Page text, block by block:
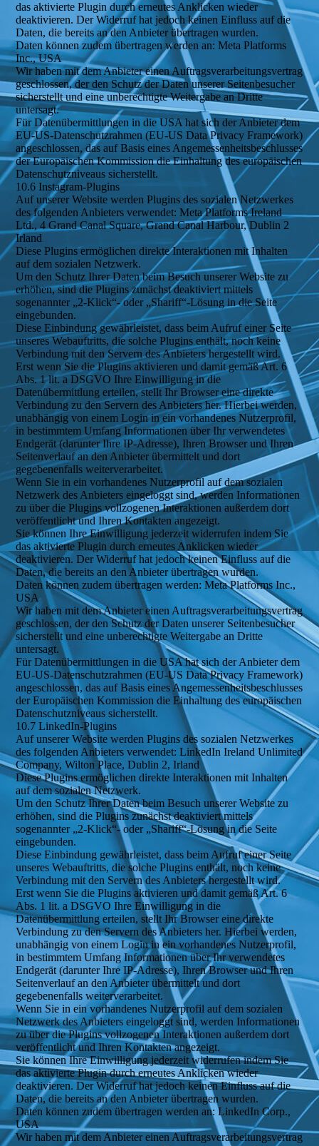
das aktivierte Plugin durch erneutes Anklicken wieder
deaktivieren. Der Widerruf hat jedoch keinen Einfluss auf die
Daten, die bereits an den Anbieter übertragen wurden.
Daten können zudem übertragen werden an: Meta Platforms
Inc., USA
Wir haben mit dem Anbieter einen Auftragsverarbeitungsvertrag
geschlossen, der den Schutz der Daten unserer Seitenbesucher
sicherstellt und eine unberechtigte Weitergabe an Dritte
untersagt.
Für Datenübermittlungen in die USA hat sich der Anbieter dem
EU-US-Datenschutzrahmen (EU-US Data Privacy Framework)
angeschlossen, das auf Basis eines Angemessenheitsbeschlusses
der Europäischen Kommission die Einhaltung des europäischen
Datenschutzniveaus sicherstellt.
10.6 Instagram-Plugins
Auf unserer Website werden Plugins des sozialen Netzwerkes
des folgenden Anbieters verwendet: Meta Platforms Ireland
Ltd., 4 Grand Canal Square, Grand Canal Harbour, Dublin 2
Irland
Diese Plugins ermöglichen direkte Interaktionen mit Inhalten
auf dem sozialen Netzwerk.
Um den Schutz Ihrer Daten beim Besuch unserer Website zu
erhöhen, sind die Plugins zunächst deaktiviert mittels
sogenannter „2-Klick“- oder „Shariff“-Lösung in die Seite
eingebunden.
Diese Einbindung gewährleistet, dass beim Aufruf einer Seite
unseres Webauftritts, die solche Plugins enthält, noch keine
Verbindung mit den Servern des Anbieters hergestellt wird.
Erst wenn Sie die Plugins aktivieren und damit gemäß Art. 6
Abs. 1 lit. a DSGVO Ihre Einwilligung in die
Datenübermittlung erteilen, stellt Ihr Browser eine direkte
Verbindung zu den Servern des Anbieters her. Hierbei werden,
unabhängig von einem Login in ein vorhandenes Nutzerprofil,
in bestimmtem Umfang Informationen über Ihr verwendetes
Endgerät (darunter Ihre IP-Adresse), Ihren Browser und Ihren
Seitenverlauf an den Anbieter übermittelt und dort
gegebenenfalls weiterverarbeitet.
Wenn Sie in ein vorhandenes Nutzerprofil auf dem sozialen
Netzwerk des Anbieters eingeloggt sind, werden Informationen
zu über die Plugins vollzogenen Interaktionen außerdem dort
veröffentlicht und Ihren Kontakten angezeigt.
Sie können Ihre Einwilligung jederzeit widerrufen indem Sie
das aktivierte Plugin durch erneutes Anklicken wieder
deaktivieren. Der Widerruf hat jedoch keinen Einfluss auf die
Daten, die bereits an den Anbieter übertragen wurden.
Daten können zudem übertragen werden: Meta Platforms Inc.,
USA
Wir haben mit dem Anbieter einen Auftragsverarbeitungsvertrag
geschlossen, der den Schutz der Daten unserer Seitenbesucher
sicherstellt und eine unberechtigte Weitergabe an Dritte
untersagt.
Für Datenübermittlungen in die USA hat sich der Anbieter dem
EU-US-Datenschutzrahmen (EU-US Data Privacy Framework)
angeschlossen, das auf Basis eines Angemessenheitsbeschlusses
der Europäischen Kommission die Einhaltung des europäischen
Datenschutzniveaus sicherstellt.
10.7 LinkedIn-Plugins
Auf unserer Website werden Plugins des sozialen Netzwerkes
des folgenden Anbieters verwendet: LinkedIn Ireland Unlimited
Company, Wilton Place, Dublin 2, Irland
Diese Plugins ermöglichen direkte Interaktionen mit Inhalten
auf dem sozialen Netzwerk.
Um den Schutz Ihrer Daten beim Besuch unserer Website zu
erhöhen, sind die Plugins zunächst deaktiviert mittels
sogenannter „2-Klick“- oder „Shariff“-Lösung in die Seite
eingebunden.
Diese Einbindung gewährleistet, dass beim Aufruf einer Seite
unseres Webauftritts, die solche Plugins enthält, noch keine
Verbindung mit den Servern des Anbieters hergestellt wird.
Erst wenn Sie die Plugins aktivieren und damit gemäß Art. 6
Abs. 1 lit. a DSGVO Ihre Einwilligung in die
Datenübermittlung erteilen, stellt Ihr Browser eine direkte
Verbindung zu den Servern des Anbieters her. Hierbei werden,
unabhängig von einem Login in ein vorhandenes Nutzerprofil,
in bestimmtem Umfang Informationen über Ihr verwendetes
Endgerät (darunter Ihre IP-Adresse), Ihren Browser und Ihren
Seitenverlauf an den Anbieter übermittelt und dort
gegebenenfalls weiterverarbeitet.
Wenn Sie in ein vorhandenes Nutzerprofil auf dem sozialen
Netzwerk des Anbieters eingeloggt sind, werden Informationen
zu über die Plugins vollzogenen Interaktionen außerdem dort
veröffentlicht und Ihren Kontakten angezeigt.
Sie können Ihre Einwilligung jederzeit widerrufen indem Sie
das aktivierte Plugin durch erneutes Anklicken wieder
deaktivieren. Der Widerruf hat jedoch keinen Einfluss auf die
Daten, die bereits an den Anbieter übertragen wurden.
Daten können zudem übertragen werden an: LinkedIn Corp.,
USA
Wir haben mit dem Anbieter einen Auftragsverarbeitungsvertrag